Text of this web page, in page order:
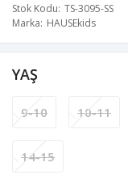
Stok Kodu TS-3095-SS
Marka HAUSEkids
YAŞ
9-10 10-11
14-15